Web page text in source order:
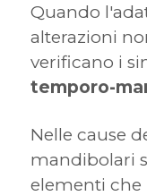
Quando
alterazioni
verificano i
temporo-
Nelle cause
mandibolari
elementi che